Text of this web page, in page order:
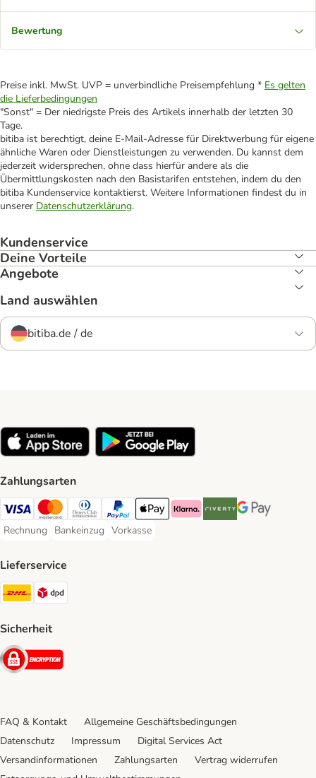
Bewertung
Preise inkl. MwSt. UVP = unverbindliche Preisempfehlung * Es gelten
die Lieferbedingungen
"Sonst" = Der niedrigste Preis des Artikels innerhalb der letzten 30
Tage.
bitiba ist berechtigt, deine E-Mail-Adresse für Direktwerbung für eigene
ähnliche Waren oder Dienstleistungen zu verwenden. Du kannst dem
jederzeit widersprechen, ohne dass hierfür andere als die
Übermittlungskosten nach den Basistarifen entstehen, indem du den
bitiba Kundenservice kontaktierst. Weitere Informationen findest du in
unserer Datenschutzerklärung.
Kundenservice
Deine Vorteile
Angebote
Land auswählen
bitiba.de / de
Zahlungsarten
Visa Payment Method
Mastercard Payment Method
Diners Club Payment Method
PayPal Payment Method
Apple Pay Payment Method
Klarna Payment Method
Riverty Payment Method
Google Pay
Rechnung
Rechnung Payment Method
Bankeinzug
Bankeinzug Payment Method
Vorkasse
Vorkasse Payment Method
Lieferservice
DHL Shipping Method
Sicherheit
Security
FAQ & Kontakt
Allgemeine Geschäftsbedingungen
Datenschutz
Impressum
Digital Services Act
Versandinformationen
Zahlungsarten
Vertrag widerrufen